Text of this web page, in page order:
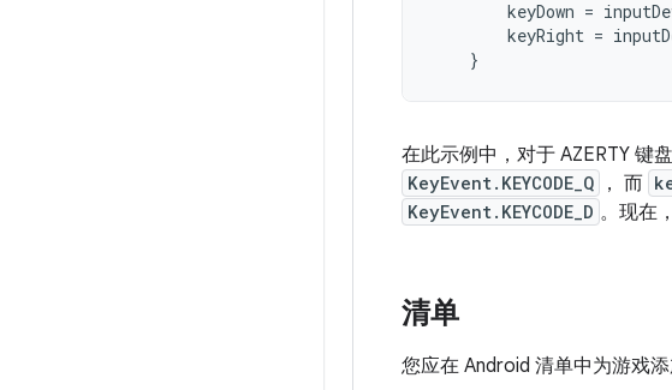
keyDown =
keyRight =
}
在此示例中，对于 AZERTY 键盘
KeyEvent.KEYCODE_Q ， 而
KeyEvent.KEYCODE_D 。现在
清单
您应在 Android 清单中为游戏添